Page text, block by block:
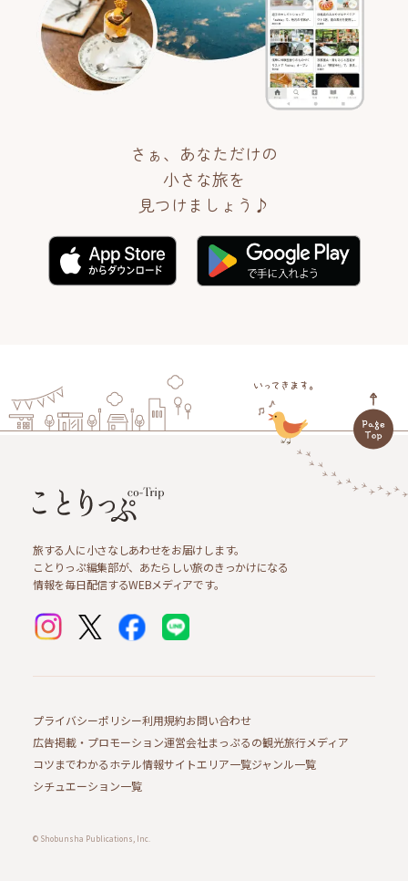
さぁ、あなただけの
小さな旅を
見つけましょう♪
旅する人に小さなしあわせをお届けします。
ことりっぷ編集部が、あたらしい旅のきっかけになる
情報を毎日配信するWEBメディアです。
プライバシーポリシー利用規約お問い合わせ
広告掲載・プロモーション運営会社まっぷるの観光旅行メディア
コツまでわかるホテル情報サイトエリア一覧ジャンル一覧
シチュエーション一覧
© Shobunsha Publications, Inc.